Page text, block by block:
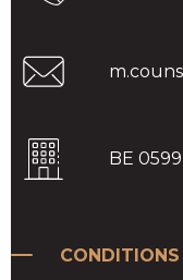
BE
CONDITIONS